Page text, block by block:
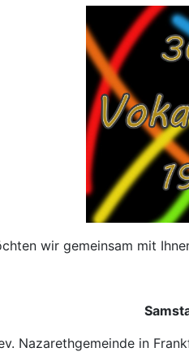
wir gemeinsam mit
Nazarethgemeinde in